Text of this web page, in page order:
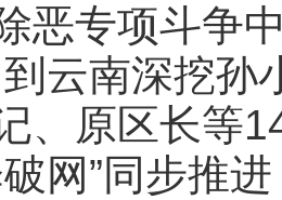
恶专项斗争
到云南深挖
、原区长等
网”同步推